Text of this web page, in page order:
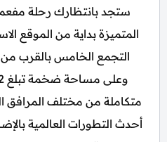
ستجد بانتظارك رحلة
المتميزة بداية من الموقع
التجمع الخامس بالقرب
متكاملة من مختلف المرافق
أحدث التطورات العالمية